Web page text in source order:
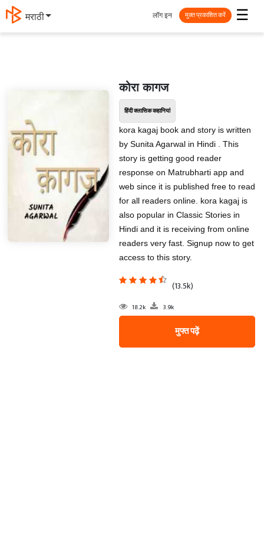
मराठी ☰
लॉग इन मुक्त प्रकाशित करें
कोरा कागज
हिंदी क्लासिक कहानियां
kora kagaj book and story is written
by Sunita Agarwal in Hindi . This
story is getting good reader
response on Matrubharti app and
web since it is published free to read
for all readers online. kora kagaj is
also popular in Classic Stories in
Hindi and it is receiving from online
readers very fast. Signup now to get
access to this story.
(13.5k)
18.2k 3.9k
मुफ्त पढ़ें